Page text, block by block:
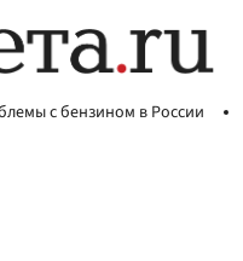
с бензином в России